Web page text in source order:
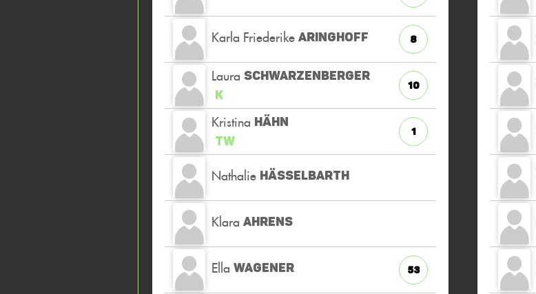
Karla Friederike ARINGHOFF 8
Laura SCHWARZENBERGER
K
10
Kristina HÄHN
TW
1
Nathalie HÄSSELBARTH
Klara AHRENS
Ella WAGENER 53